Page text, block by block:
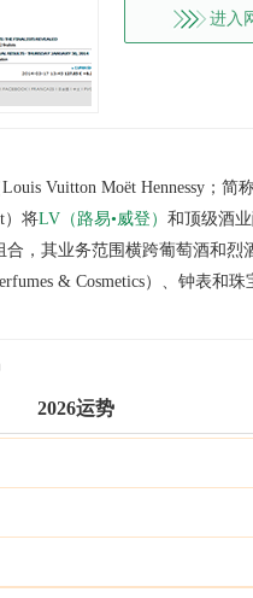
进入
Vuitton Moët Hennessy；
）将LV（路易•威登） 和顶级酒
，其业务范围横跨葡萄酒和烈
& Cosmetics）、钟表和
2026运势